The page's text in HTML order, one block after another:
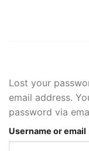
Lost your
email address.
password via
Username or email